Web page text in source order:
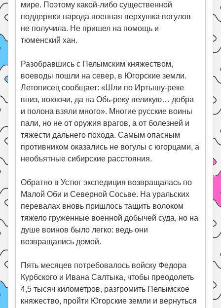
мире. Поэтому какой-либо существенной
поддержки народа военная верхушка вогулов
не получила. Не пришел на помощь и
тюменский хан.
Разобравшись с Пелымским княжеством,
воеводы пошли на север, в Югорские земли.
Летописец сообщает: «Шли по Иртышу-реке
вниз, воюючи, да на Обь-реку великую… добра
и полона взяли много». Многие русские воины
пали, но не от оружия врагов, а от болезней и
тяжести дальнего похода. Самым опасным
противником оказались не вогулы с югорцами, а
необъятные сибирские расстояния.
Обратно в Устюг экспедиция возвращалась по
Малой Оби и Северной Сосьве. На уральских
перевалах вновь пришлось тащить волоком
тяжело груженные военной добычей суда, но на
душе воинов было легко: ведь они
возвращались домой.
Пять месяцев потребовалось войску Федора
Курбского и Ивана Салтыка, чтобы преодолеть
4,5 тысяч километров, разгромить Пелымское
княжество, пройти Югорские земли и вернуться